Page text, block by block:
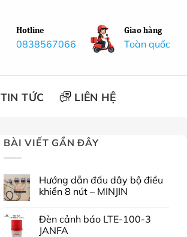
Hotline
0838567066
Giao hàng
Toàn quốc
TIN TỨC LIÊN HỆ
BÀI VIẾT GẦN ĐÂY
Hướng dẫn đấu dây bộ điều
khiển 8 nút – MINJIN
Đèn cảnh báo LTE-100-3
JANFA